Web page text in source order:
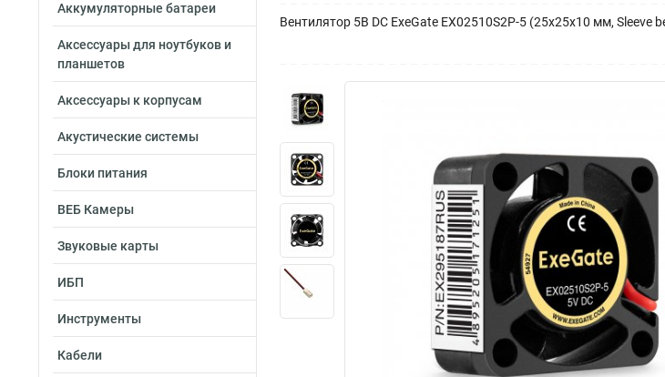
Аккумуляторные батареи
Аксессуары для ноутбуков и
планшетов
Аксессуары к корпусам
Акустические системы
Блоки питания
ВЕБ Камеры
Звуковые карты
ИБП
Инструменты
Кабели
Вентилятор 5В DC ExeGate EX02510S2P-5 (25x25x10 мм,